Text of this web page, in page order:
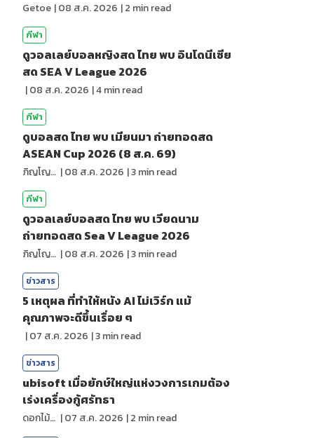
Getoe |08 ส.ค. 2026 |2 min read
กีฬา
ดูวอลเลย์บอลหญิงสด ไทย พบ อินโดนีเซีย
สด SEA V League 2026
|08 ส.ค. 2026 |4min read
กีฬา
ดูบอลสด ไทย พบ เมียนมา ถ่ายทอดสด
ASEAN Cup 2026 (8 ส.ค. 69)
ภิญโญ ส่องแสง |08 ส.ค. 2026 |3min read
กีฬา
ดูวอลเลย์บอลสด ไทย พบ เวียดนาม
ถ่ายทอดสด Sea V League 2026
ภิญโญ ส่องแสง |08 ส.ค. 2026 |3min read
ข่าวสาร
5 เหตุผล ที่ทำให้หนัง AI ไม่เวิร์ก แม้
คุณภาพจะดีขึ้นเรื่อย ๆ
|07 ส.ค. 2026 |3min read
ข่าวสาร
ubisoft เมื่อยักษ์ใหญ่แห่งวงการเกมต้อง
เร่งเครื่องกู้ศรัทธา
ดอกไม้กับสายน้ำ |07 ส.ค. 2026 |2 min read